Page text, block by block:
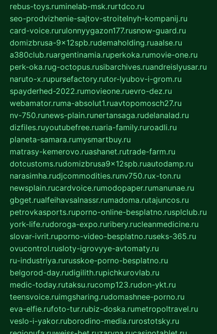
rebus-toys.ruminelab-msk.rurtdco.ru
seo-prodvizhenie-sajtov-stroitelnyh-kompanij.ru
card-voice.rurulonnyygazon177.rusnow-guard.ru
domizbrusa-9x12spb.rudemaholding.ruaalse.ru
a380club.ruargentinamia.ruperkoka.rumovie-one.ru
perk-oka.rug-octopus.rusibarchives.ruandreislyusar.ru
naruto-x.rupursefactory.rutor-lyubov-i-grom.ru
spayderhed-2022.rumovieone.ruevro-dez.ru
webamator.ruma-absolut1.ruavtopomosch27.ru
nv-750.runews-plain.runertansaga.rudelanalad.ru
dizfiles.ruyoutubefree.ruaria-family.ruroadli.ru
planeta-samara.rumysmartbuy.ru
matrasy-kemerovo.ruashanet.rutrade-farm.ru
dotcustoms.rudomizbrusa9x12spb.ruautodamp.ru
narasimha.rudjcommodities.runv750.rux-ton.ru
newsplain.rucardvoice.rumodopaper.rumanunae.ru
gbget.rualfeihavsalnassr.rumadoma.rutajuncos.ru
petrovkasports.ruporno-online-besplatno.rusplclub.ru
york-life.rudoroga-expo.ruribery.rucleanmedicine.ru
slovar-ivrit.ruporno-video-besplatno.ruseks-365.ru
ovucontrol.rusloty-igrovyye-avtomaty.ru
ru-industriya.rurusskoe-porno-besplatno.ru
belgorod-day.rudigilith.rupichkurovlab.ru
medic-today.rutaksu.rucomp123.rudon-ykt.ru
teensvoice.ruimgsharing.rudomashnee-porno.ru
eva-elfie.rufoto-tur.rubiz-doska.rumetropoltravel.ru
veslo-i-yakor.ruborodino-media.rurostotsky.ru